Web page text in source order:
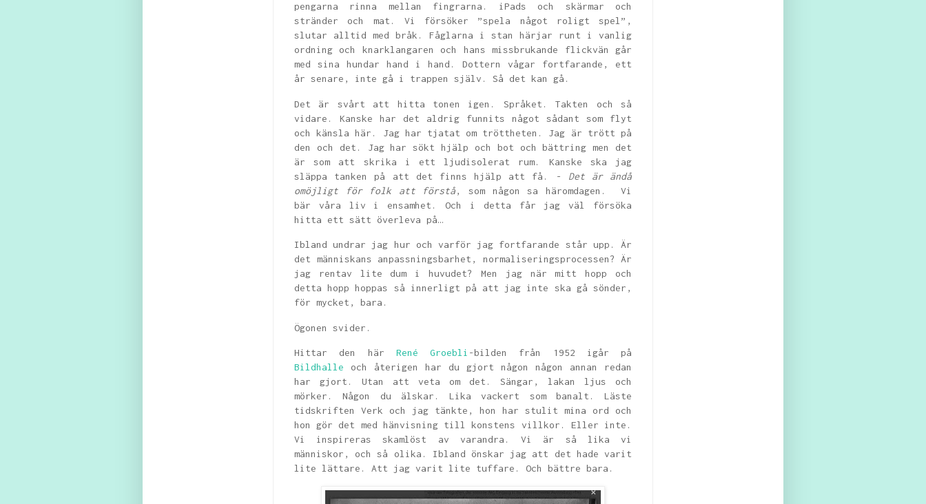
pengarna rinna mellan fingrarna. iPads och skärmar och
stränder och mat. Vi försöker ”spela något roligt spel”,
slutar alltid med bråk. Fåglarna i stan härjar runt i vanlig
ordning och knarklangaren och hans missbrukande flickvän går
med sina hundar hand i hand. Dottern vågar fortfarande, ett
år senare, inte gå i trappen själv. Så det kan gå.
Det är svårt att hitta tonen igen. Språket. Takten och så
vidare. Kanske har det aldrig funnits något sådant som flyt
och känsla här. Jag har tjatat om tröttheten. Jag är trött på
den och det. Jag har sökt hjälp och bot och bättring men det
är som att skrika i ett ljudisolerat rum. Kanske ska jag
släppa tanken på att det finns hjälp att få. - Det är ändå
omöjligt för folk att förstå, som någon sa häromdagen. Vi
bär våra liv i ensamhet. Och i detta får jag väl försöka
hitta ett sätt överleva på…
Ibland undrar jag hur och varför jag fortfarande står upp. Är
det människans anpassningsbarhet, normaliseringsprocessen? Är
jag rentav lite dum i huvudet? Men jag när mitt hopp och
detta hopp hoppas så innerligt på att jag inte ska gå sönder,
för mycket, bara.
Ögonen svider.
Hittar den här René Groebli -bilden från 1952 igår på
Bildhalle och återigen har du gjort någon någon annan redan
har gjort. Utan att veta om det. Sängar, lakan ljus och
mörker. Någon du älskar. Lika vackert som banalt. Läste
tidskriften Verk och jag tänkte, hon har stulit mina ord och
hon gör det med hänvisning till konstens villkor. Eller inte.
Vi inspireras skamlöst av varandra. Vi är så lika vi
människor, och så olika. Ibland önskar jag att det hade varit
lite lättare. Att jag varit lite tuffare. Och bättre bara.